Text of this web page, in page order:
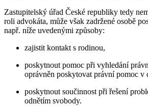
Zastupitelský úřad České republiky tedy
roli advokáta, může však zadržené osobě
např. níže uvedenými způsoby:
zajistit kontakt s rodinou,
poskytnout pomoc při vyhledání
oprávněn poskytovat právní pomoc v
poskytnout součinnost při řešení
odnětím svobody.